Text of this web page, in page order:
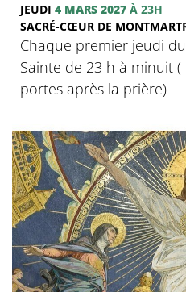
JEUDI 4 MARS 2027 À 23H
SACRÉ-CŒUR DE
Chaque premier jeudi
Sainte de 23 h à minuit
portes après la prière)